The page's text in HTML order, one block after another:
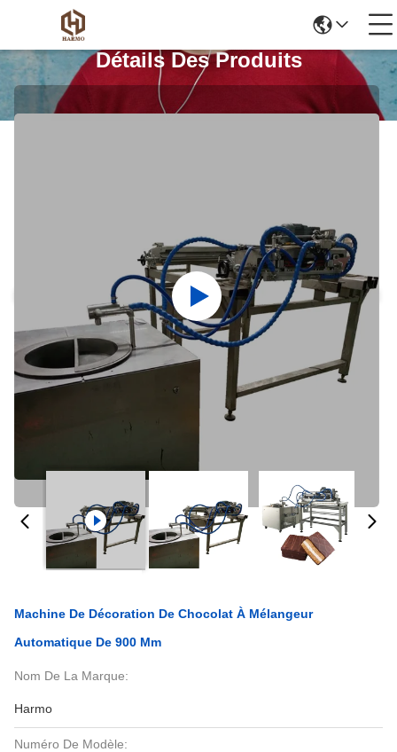
Détails Des Produits
Machine De Décoration De Chocolat À Mélangeur
Automatique De 900 Mm
Nom De La Marque:
Harmo
Numéro De Modèle: